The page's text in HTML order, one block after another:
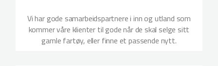
Vi har gode samarbeidspartnere i inn og utland som
kommer våre klienter til gode når de skal selge sitt
gamle fartøy, eller finne et passende nytt.